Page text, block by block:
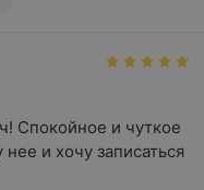
Спокойное и чуткое
и хочу записаться